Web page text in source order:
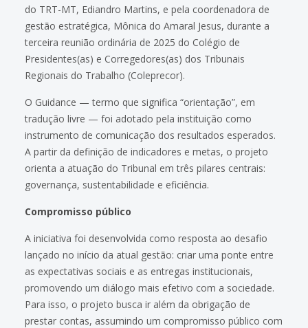
do TRT-MT, Ediandro Martins, e pela coordenadora de
gestão estratégica, Mônica do Amaral Jesus, durante a
terceira reunião ordinária de 2025 do Colégio de
Presidentes(as) e Corregedores(as) dos Tribunais
Regionais do Trabalho (Coleprecor).
O Guidance — termo que significa “orientação”, em
tradução livre — foi adotado pela instituição como
instrumento de comunicação dos resultados esperados.
A partir da definição de indicadores e metas, o projeto
orienta a atuação do Tribunal em três pilares centrais:
governança, sustentabilidade e eficiência.
Compromisso público
A iniciativa foi desenvolvida como resposta ao desafio
lançado no início da atual gestão: criar uma ponte entre
as expectativas sociais e as entregas institucionais,
promovendo um diálogo mais efetivo com a sociedade.
Para isso, o projeto busca ir além da obrigação de
prestar contas, assumindo um compromisso público com